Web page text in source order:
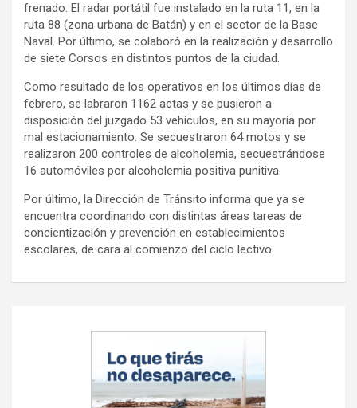
frenado. El radar portátil fue instalado en la ruta 11, en la
ruta 88 (zona urbana de Batán) y en el sector de la Base
Naval. Por último, se colaboró en la realización y desarrollo
de siete Corsos en distintos puntos de la ciudad.
Como resultado de los operativos en los últimos días de
febrero, se labraron 1162 actas y se pusieron a
disposición del juzgado 53 vehículos, en su mayoría por
mal estacionamiento. Se secuestraron 64 motos y se
realizaron 200 controles de alcoholemia, secuestrándose
16 automóviles por alcoholemia positiva punitiva.
Por último, la Dirección de Tránsito informa que ya se
encuentra coordinando con distintas áreas tareas de
concientización y prevención en establecimientos
escolares, de cara al comienzo del ciclo lectivo.